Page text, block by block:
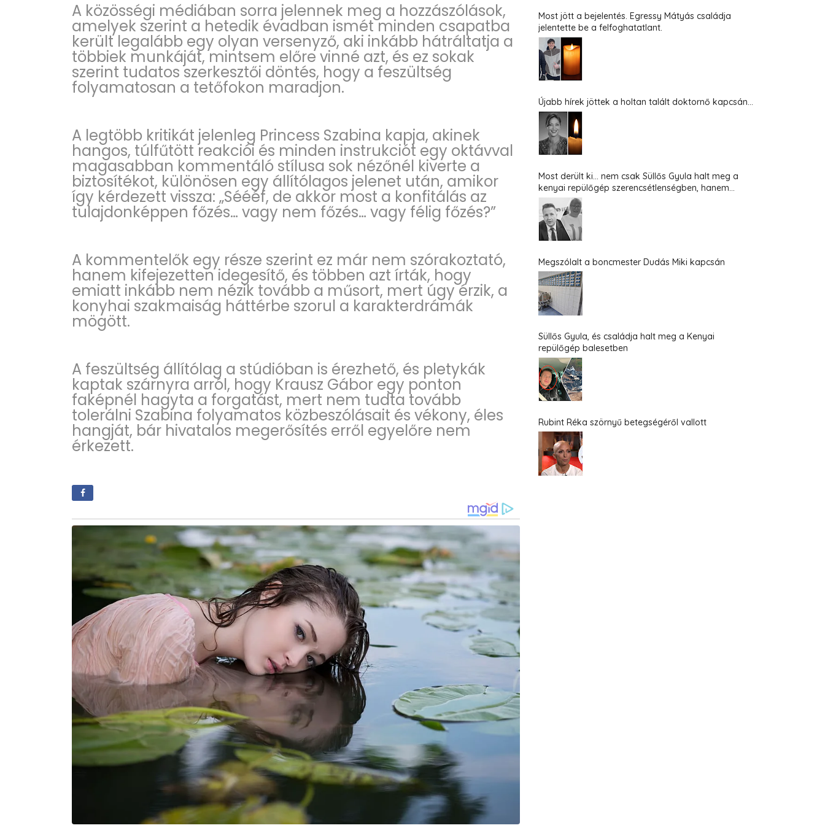
A közösségi médiában sorra jelennek meg a hozzászólások,
amelyek szerint a hetedik évadban ismét minden csapatba
került legalább egy olyan versenyző, aki inkább hátráltatja a
többiek munkáját, mintsem előre vinné azt, és ez sokak
szerint tudatos szerkesztői döntés, hogy a feszültség
folyamatosan a tetőfokon maradjon.
A legtöbb kritikát jelenleg Princess Szabina kapja, akinek
hangos, túlfűtött reakciói és minden instrukciót egy oktávval
magasabban kommentáló stílusa sok nézőnél kiverte a
biztosítékot, különösen egy állítólagos jelenet után, amikor
így kérdezett vissza: „Séééf, de akkor most a konfitálás az
tulajdonképpen főzés… vagy nem főzés… vagy félig főzés?”
A kommentelők egy része szerint ez már nem szórakoztató,
hanem kifejezetten idegesítő, és többen azt írták, hogy
emiatt inkább nem nézik tovább a műsort, mert úgy érzik, a
konyhai szakmaiság háttérbe szorul a karakterdrámák
mögött.
A feszültség állítólag a stúdióban is érezhető, és pletykák
kaptak szárnyra arról, hogy Krausz Gábor egy ponton
faképnél hagyta a forgatást, mert nem tudta tovább
tolerálni Szabina folyamatos közbeszólásait és vékony, éles
hangját, bár hivatalos megerősítés erről egyelőre nem
érkezett.
Most jött a bejelentés. Egressy Mátyás családja
jelentette be a felfoghatatlant.
Újabb hírek jöttek a holtan talált doktornő kapcsán...
Most derült ki... nem csak Süllős Gyula halt meg a
kenyai repülőgép szerencsétlenségben, hanem...
Megszólalt a boncmester Dudás Miki kapcsán
Süllős Gyula, és családja halt meg a Kenyai
repülőgép balesetben
Rubint Réka szörnyű betegségéről vallott